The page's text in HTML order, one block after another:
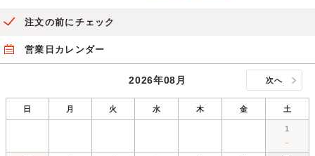
注文の前にチェック
営業日カレンダー
2026年08月 次へ
日 月 火 水 木 金 土
1
－